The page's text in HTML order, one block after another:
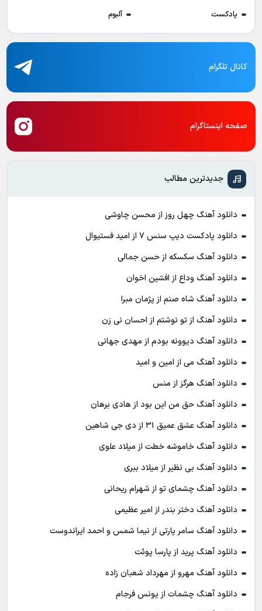
پادکست
آلبوم
کانال تلگرام
صفحه اینستاگرام
جدیدترین مطالب
دانلود آهنگ چهل روز از محسن چاوشی
دانلود پادکست ديپ سنس ۷ از اميد فستيوال
دانلود آهنگ سکسکه از حسن جمالی
دانلود آهنگ وداع از افشين اخوان
دانلود آهنگ شاه صنم از پژمان مبرا
دانلود آهنگ از تو نوشتم از احسان نی زن
دانلود آهنگ دیوونه بودم از مهدی جهانی
دانلود آهنگ می از امین و امید
دانلود آهنگ هرگز از منس
دانلود آهنگ حق من این بود از هادی برهان
دانلود آهنگ عشق عمیق ۳۱ از دی جی شاهین
دانلود آهنگ خاموشه خطت از میلاد علوی
دانلود آهنگ بی نظیر از میلاد ببری
دانلود آهنگ چشمای تو از شهرام ریحانی
دانلود آهنگ دختر بندر از امیر عظیمی
دانلود آهنگ سامر پارتی از نیما شمس و احمد ایراندوست
دانلود آهنگ پرید از پارسا پوئت
دانلود آهنگ مهرو از مهرداد شعبان زاده
دانلود آهنگ چشمات از یونس فرجام